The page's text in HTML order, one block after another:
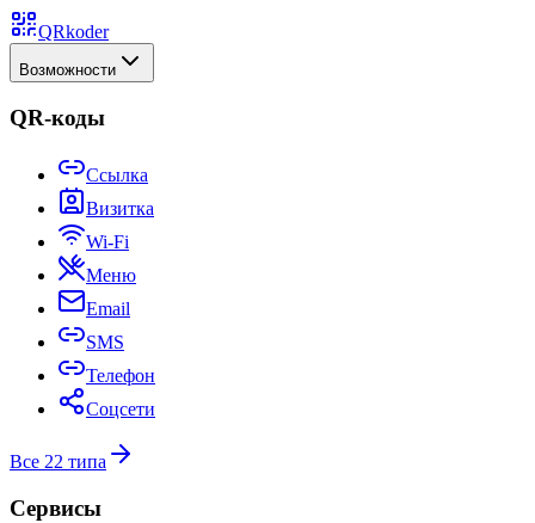
QRkoder
Возможности
QR-коды
Ссылка
Визитка
Wi-Fi
Меню
Email
SMS
Телефон
Соцсети
Все 22 типа
Сервисы